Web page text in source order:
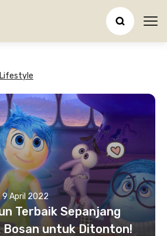
9 April 2022
Terbaik Sepanjang
Bosan untuk Ditonton!